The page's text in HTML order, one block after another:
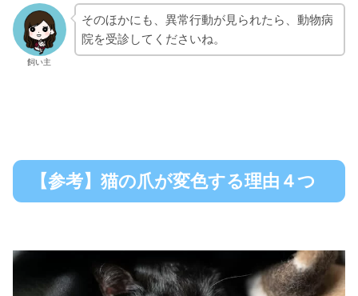
飼い主
そのほかにも、異常行動が見られたら、動物病
院を受診してくださいね。
【参考】猫の爪が変色する理由４つ